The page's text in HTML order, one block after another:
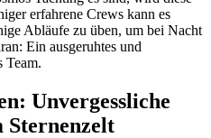
erfahrene Crews kann es
Abläufe zu üben, um bei Nacht
Ein ausgeruhtes und
Team.
Unvergessliche
Sternenzelt